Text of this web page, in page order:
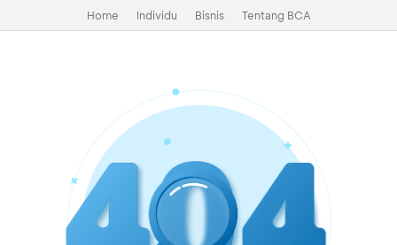
Home Individu Bisnis Tentang BCA